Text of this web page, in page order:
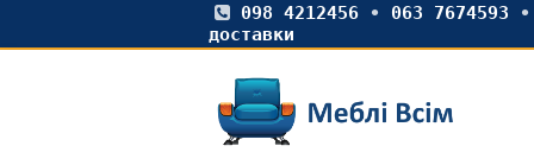
098 4212456• 063 7674593
доставки